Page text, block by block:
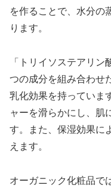
を作ることで、水分の
ります。
「トリイソステアリ
つの成分を組み合わせ
乳化効果を持っていま
ャーを滑らかにし、肌
す。また、保湿効果に
えます。
オーガニック化粧品で